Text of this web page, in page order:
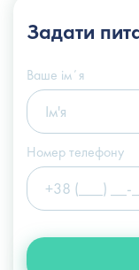
+38 (066) 122-6-
info@slosser.com.ua
Задати
Ваше імʼя
Номер телефону